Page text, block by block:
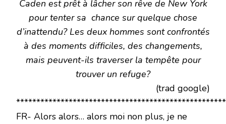
Caden est prêt à lâcher son rêve de New York
pour tenter sa chance sur quelque chose
d’inattendu? Les deux hommes sont confrontés
à des moments difficiles, des changements,
mais peuvent-ils traverser la tempête pour
trouver un refuge?
(trad google)
FR- Alors alors… alors moi non plus, je ne